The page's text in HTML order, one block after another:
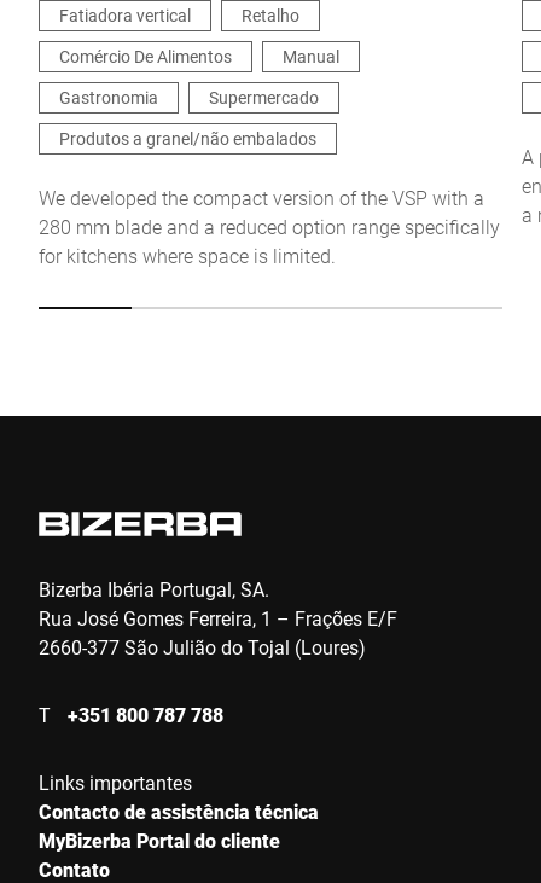
Confirmo que concordo com o uso dos meus dados para
processar essa solicitação Informações adicionais podem ser
encontradas noDeclaração de proteção de dados
Anti-Robot Verification
Click to start verification
Fatiadora vertical
Retalho
Comércio De Alimentos
Manual
Gastronomia
Supermercado
Produtos a granel/não embalados
We developed the compact version of the VSP with a
280 mm blade and a reduced option range specifically
for kitchens where space is limited.
A
a
Bizerba Ibéria Portugal, SA.
Rua José Gomes Ferreira, 1 – Frações E/F
2660-377 São Julião do Tojal (Loures)
T +351 800 787 788
Links importantes
Contacto de assistência técnica
MyBizerba Portal do cliente
Contato